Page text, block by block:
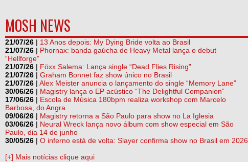
MOSH NEWS
21/07/26 | 13 Anos depois: My Dying Bride volta ao Brasil
21/07/26 | Phornax: banda gaúcha de Heavy Metal lança o debut
“Hellforge”
21/07/26 | Föxx Salema: Lança single “Dead Flies Rising”
21/07/26 | Graham Bonnet faz show único no Brasil
21/07/26 | Alex Meister anuncia o lançamento do single “Memory Lane”
30/06/26 | Magistry lança o EP acústico “The Delightful Companion”
17/06/26 | Escola de Música 180bpm realiza workshop com Marcelo
Barbosa, do Angra
09/06/26 | Magistry retorna a São Paulo para show no La Iglesia
03/06/26 | Neural Wreck lança novo álbum com show especial em São
Paulo, dia 14 de junho
30/05/26 | O inferno está de volta: Slayer confirma show no Brasil em 2026
[+] Mais notícias clique aqui